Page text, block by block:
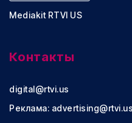
Mediakit RTVI US
Контакты
digital@rtvi.us
Реклама: advertising@rtvi.us